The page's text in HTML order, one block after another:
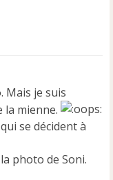
Mais je suis
la mienne.
se décident à
photo de Soni.